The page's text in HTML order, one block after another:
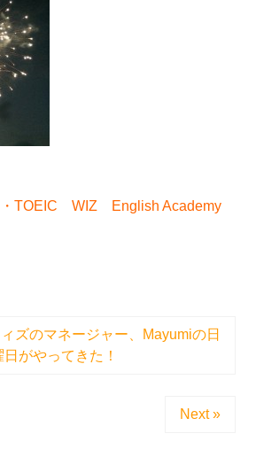
TOEIC WIZ English Academy
ズのマネージャー、Mayumiの日
日がやってきた！
Next »